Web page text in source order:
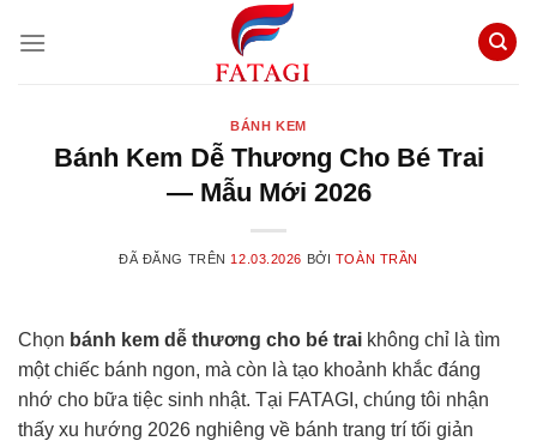
đến
BÁNH KEM
Bánh Kem Dễ Thương Cho Bé Trai
— Mẫu Mới 2026
ĐÃ ĐĂNG TRÊN 12.03.2026 BỞI TOÀN TRẦN
Chọn bánh kem dễ thương cho bé trai không chỉ là tìm
một chiếc bánh ngon, mà còn là tạo khoảnh khắc đáng
nhớ cho bữa tiệc sinh nhật. Tại FATAGI, chúng tôi nhận
thấy xu hướng 2026 nghiêng về bánh trang trí tối giản